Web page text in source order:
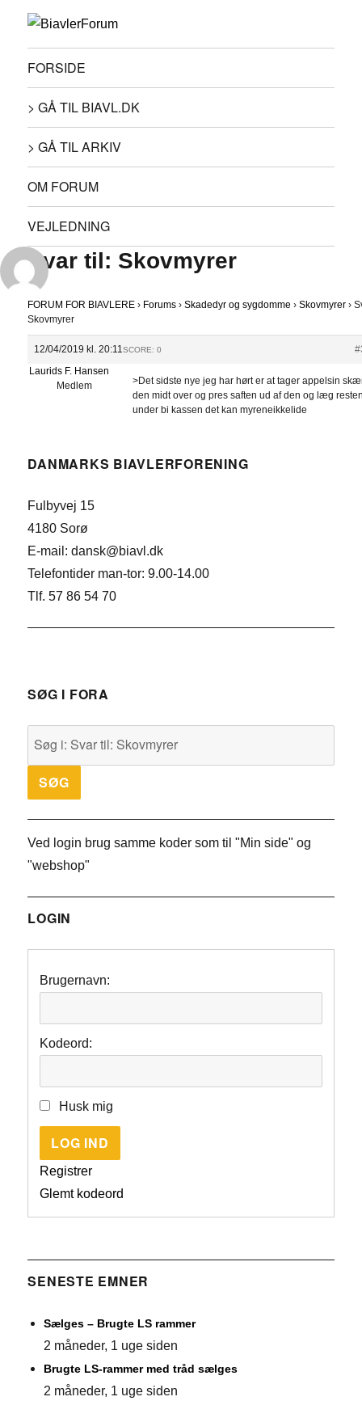
FORSIDE
> GÅ TIL BIAVL.DK
> GÅ TIL ARKIV
OM FORUM
VEJLEDNING
Svar til: Skovmyrer
FORUM FOR BIAVLERE › Forums › Skadedyr og sygdomme › Skovmyrer ›
Skovmyrer
12/04/2019 kl. 20:11SCORE: 0
Laurids F. Hansen
Medlem
>Det sidste nye jeg har hørt er at tager appelsin
den midt over og pres saften ud af den og læg
under bi kassen det kan myreneikkelide
DANMARKS BIAVLERFORENING
Fulbyvej 15
4180 Sorø
E-mail: dansk@biavl.dk
Telefontider man-tor: 9.00-14.00
Tlf. 57 86 54 70
SØG I FORA
Ved login brug samme koder som til "Min side" og
"webshop"
LOGIN
Brugernavn:
Kodeord:
Husk mig
LOG IND
Registrer
Glemt kodeord
SENESTE EMNER
Sælges – Brugte LS rammer
2 måneder, 1 uge siden
Brugte LS-rammer med tråd sælges
2 måneder, 1 uge siden